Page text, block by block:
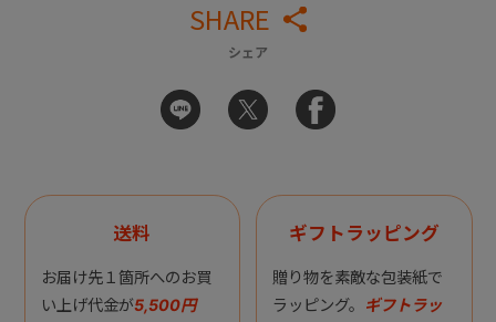
SHARE
シェア
送料
お届け先１箇所へのお買
い上げ代金が5,500円
ギフトラッピング
贈り物を素敵な包装紙で
ラッピング。 ギフトラッ